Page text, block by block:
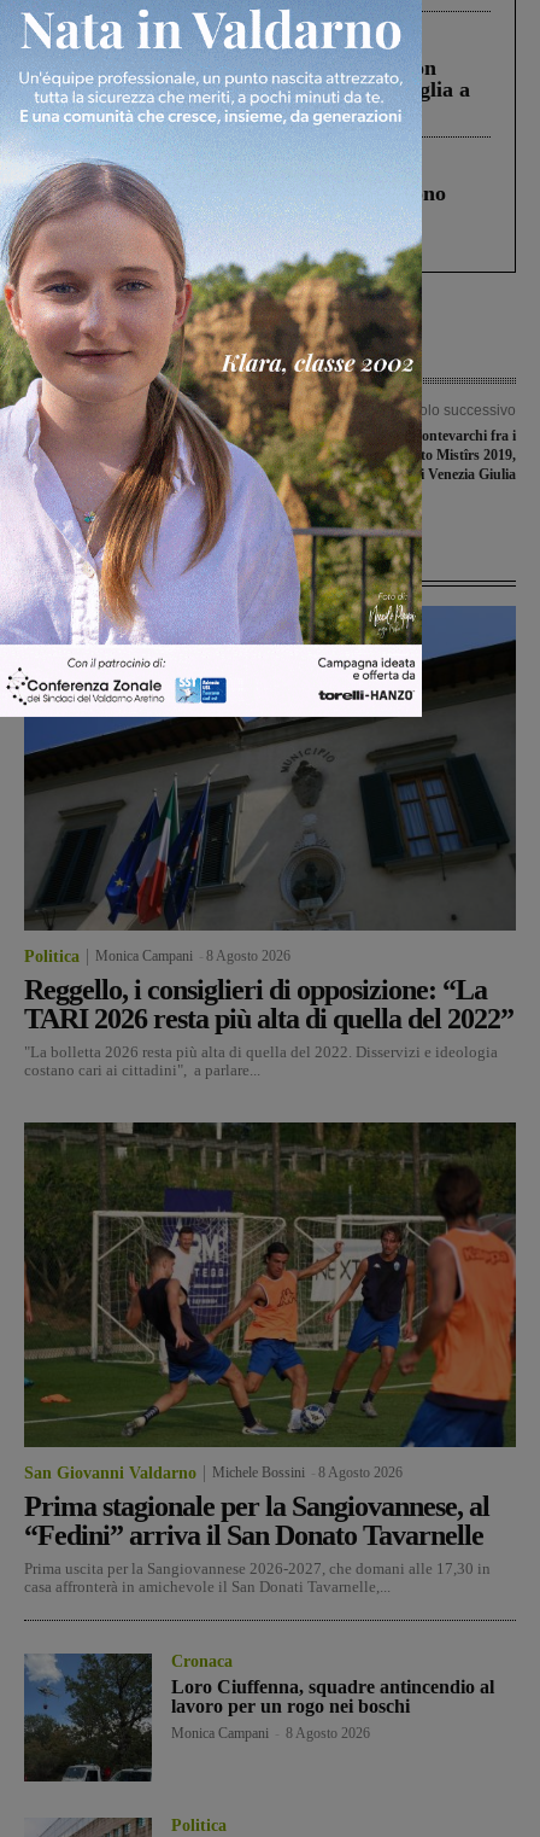
Cronaca 3 Agosto 2026
Scomparso da una struttura di Castiglion
Fiorentino l’uomo che aveva ucciso la figlia a
Levane nel 2020
Cronaca 4 Agosto 2026
Un anno fa la strage in A1 in cui morirono
Gianni, Giulia e Franco. Lo schianto, il
processo, lo stop ai sorpassi fra tir....
Articolo precedente
Cri di Incisa senza medico anche a
settembre. Ciari: “Promesse da
marinaio, quelle di Saccardi e
Mugnai”
Articolo successivo
La Pro Loco di Montevarchi fra i
protagonisti dell’evento Mistîrs 2019,
in Friuli Venezia Giulia
Ultime Notizie
Politica Monica Campani 8 Agosto 2026
Reggello, i consiglieri di opposizione: “La
TARI 2026 resta più alta di quella del 2022”
"La bolletta 2026 resta più alta di quella del 2022. Disservizi e ideologia
costano cari ai cittadini", a parlare...
San Giovanni Valdarno Michele Bossini 8 Agosto 2026
Prima stagionale per la Sangiovannese, al
“Fedini” arriva il San Donato Tavarnelle
Prima uscita per la Sangiovannese 2026-2027, che domani alle 17,30 in
casa affronterà in amichevole il San Donati Tavarnelle,...
Cronaca
Loro Ciuffenna, squadre antincendio al
lavoro per un rogo nei boschi
Monica Campani 8 Agosto 2026
Politica